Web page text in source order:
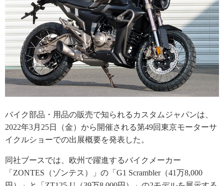
バイク部品・用品の販売で知られるカスタムジャパンは、
2022年3月25日（金）から開催される第49回東京モーターサ
イクルショーでの出展概要を発表した。
同社ブースでは、欧州で躍進するバイクメーカー
「ZONTES（ゾンテス）」の「G1 Scrambler（41万8,000